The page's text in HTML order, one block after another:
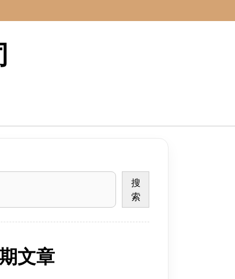
搜
索
文章